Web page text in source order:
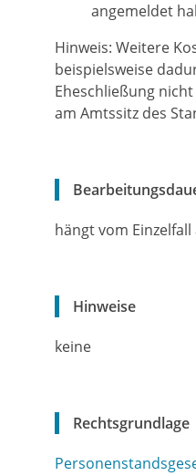
angemeldet
Hinweis: Weitere
beispielsweise
Eheschließung
am Amtssitz des
hängt vom Einzelfall
Hinweise
keine
Rechtsgrundlage